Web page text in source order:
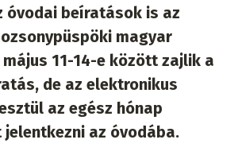
óvodai beíratások is az
magyar
11-14-e között zajlik a
de az elektronikus
az egész hónap
az óvodába.